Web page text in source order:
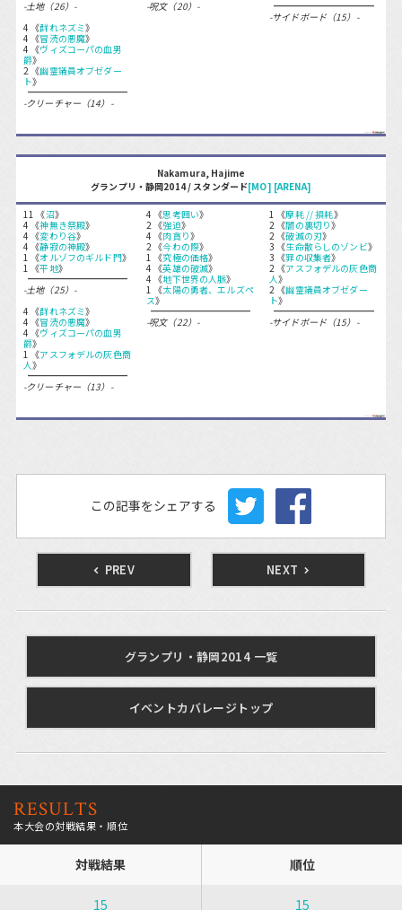
-土地（26）-
4 《群れネズミ》
4 《冒涜の悪魔》
4 《ヴィズコーパの血男
爵》
2 《幽霊議員オブゼダー
ト》
-クリーチャー（14）-
-呪文（20）-
-サイドボード（15）-
Nakamura, Hajime
グランプリ・静岡2014 / スタンダード[MO] [ARENA]
11 《沼》
4 《神無き祭殿》
4 《変わり谷》
4 《静寂の神殿》
1 《オルゾフのギルド門》
1 《平地》
-土地（25）-
4 《群れネズミ》
4 《冒涜の悪魔》
4 《ヴィズコーパの血男
爵》
1 《アスフォデルの灰色商
人》
-クリーチャー（13）-
4 《思考囲い》
2 《強迫》
4 《肉貪り》
2 《今わの際》
1 《究極の価格》
4 《英雄の破滅》
4 《地下世界の人脈》
1 《太陽の勇者、エルズペ
ス》
-呪文（22）-
1 《摩耗 // 損耗》
2 《闇の裏切り》
2 《破滅の刃》
3 《生命散らしのゾンビ》
3 《罪の収集者》
2 《アスフォデルの灰色商
人》
2 《幽霊議員オブゼダー
ト》
-サイドボード（15）-
この記事をシェアする
PREV NEXT
グランプリ・静岡2014 一覧
イベントカバレージトップ
RESULTS
本大会の対戦結果・順位
対戦結果 順位
15 15